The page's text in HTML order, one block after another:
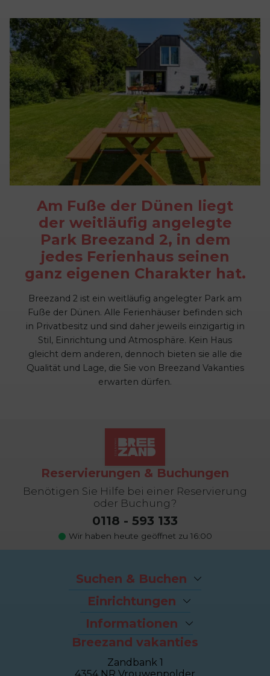
Am Fuße der Dünen liegt
der weitläufig angelegte
Park Breezand 2, in dem
jedes Ferienhaus seinen
ganz eigenen Charakter hat.
Breezand 2 ist ein weitläufig angelegter Park am
Fuße der Dünen. Alle Ferienhäuser befinden sich
in Privatbesitz und sind daher jeweils einzigartig in
Stil, Einrichtung und Atmosphäre. Kein Haus
gleicht dem anderen, dennoch bieten sie alle die
Qualität und Lage, die Sie von Breezand Vakanties
erwarten dürfen.
Reservierungen & Buchungen
Benötigen Sie Hilfe bei einer Reservierung
oder Buchung?
0118 - 593 133
Wir haben heute geöffnet zu 16:00
Suchen & Buchen
Angebote
Last-Minutes
Ferienhäuser
Ferienwohnungen
Sealofts
Gruppenhäuser
Einrichtungen
Der Strand
Fahrradverleih
Brasserie Dune
Breezand Gym
Informationen
Kontakt und Adresse
Eigentümer Dashboard
Breezand vakanties
Zandbank 1